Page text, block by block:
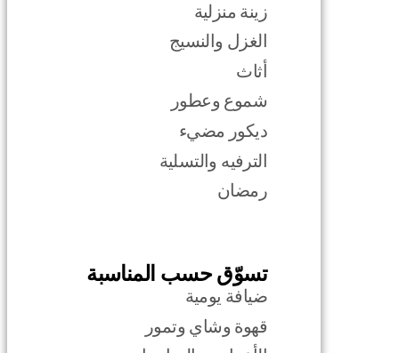
زينة منزلية
الغزل والنسيج
أثاث
شموع وعطور
ديكور مضيء
الترفيه والتسلية
رمضان
تسوّق حسب المناسبة
ضيافة يومية
قهوة وشاي وتمور